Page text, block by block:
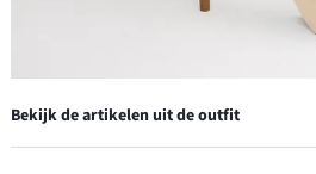
Bekijk de artikelen uit de outfit